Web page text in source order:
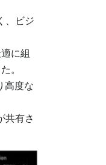
、ビジ
に組
。
高度な
共有さ